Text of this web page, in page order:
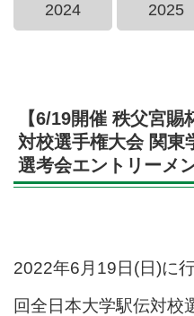
2024 2025
【6/19開催 秩父宮
対校選手権大会 関東
選考会エントリーメ
2022年6月19日(日)に
回全日本大学駅伝対校